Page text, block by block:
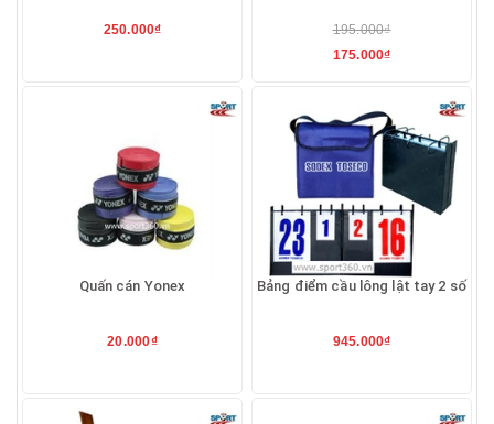
250.000₫
195.000₫
175.000₫
Quấn cán Yonex
20.000₫
Bảng điểm cầu lông lật tay 2 số
945.000₫